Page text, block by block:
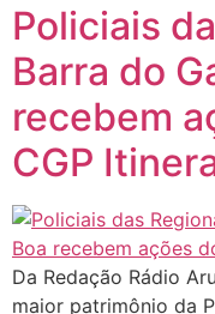
Policiais
Barra do
recebem
CGP
Da Redação Rádio
maior patrimônio da